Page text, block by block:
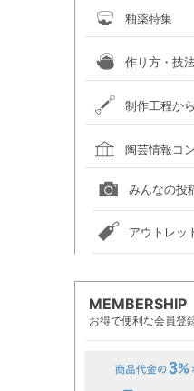
釉薬特集
釉薬との上手な
粘土×釉薬 色見本
釉薬重ね掛け色
液体釉薬・50音
液体釉薬・色で
粉末釉薬・50音
粉末釉薬・色で
作り方・技
土瓶の作り方
蚊取り線香スタ
化粧泥装飾技法
いろいろな装飾
鋳込み石こう型
粘土に砂や石を
よう
カボチャの小物
おばけカボチャ
お雛様のつくり方
制作工程か
粘土を準備する
成形する
作品を乾燥させる
素焼をして作品
釉薬以外の化粧
釉薬を掛ける
作品を本焼きする
焼成後の作品を
る
陶芸窯をメンテ
陶芸情報コ
全国の陶芸教室
全国の美術館一
全国の画廊一覧
オンライン陶芸
みんなの投
アウトレッ
MEMBERSHIP
お得で便利な会員登